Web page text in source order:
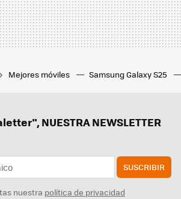
Mejores móviles Samsung Galaxy S25
NUESTRA NEWSLETTER
SUSCRIBIR
nuestra política de privacidad